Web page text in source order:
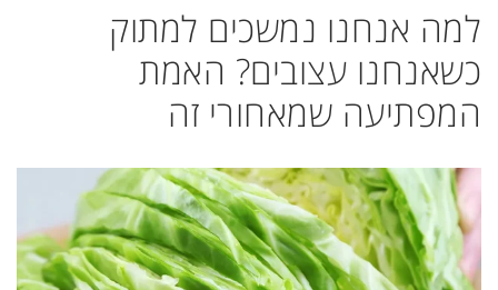
למה אנחנו נמשכים למתוק
כשאנחנו עצובים? האמת
המפתיעה שמאחורי זה